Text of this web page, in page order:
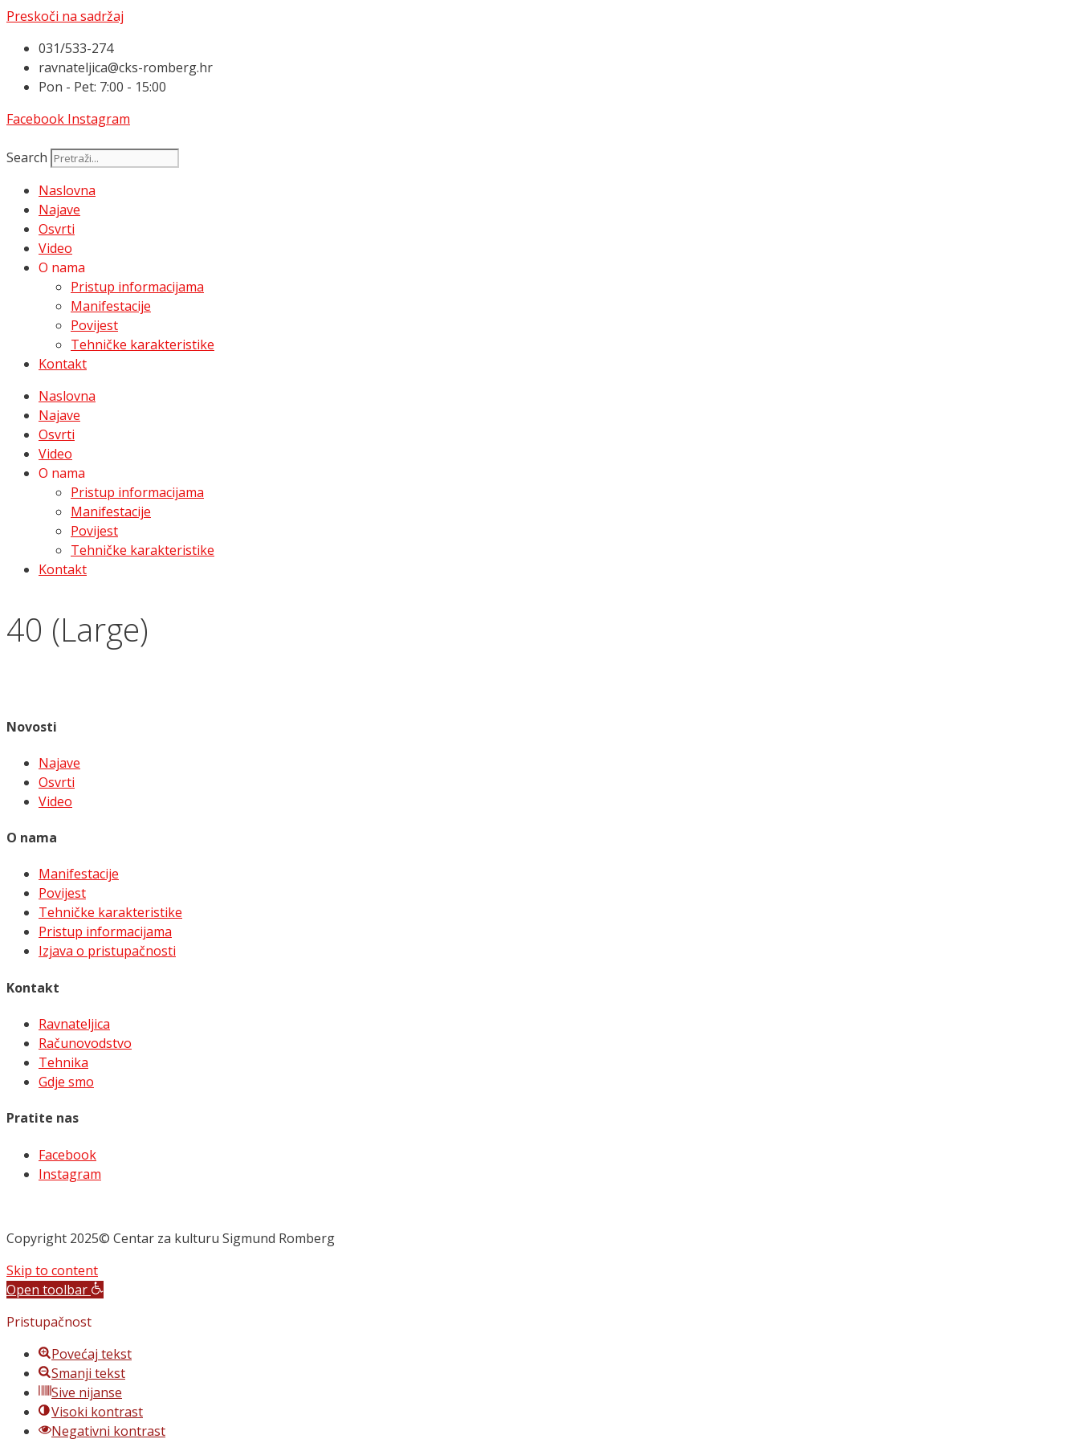
Preskoči na sadržaj
031/533-274
ravnateljica@cks-romberg.hr
Pon - Pet: 7:00 - 15:00
Facebook Instagram
Search
Naslovna
Najave
Osvrti
Video
O nama
Pristup informacijama
Manifestacije
Povijest
Tehničke karakteristike
Kontakt
Naslovna
Najave
Osvrti
Video
O nama
Pristup informacijama
Manifestacije
Povijest
Tehničke karakteristike
Kontakt
40 (Large)
Novosti
Najave
Osvrti
Video
O nama
Manifestacije
Povijest
Tehničke karakteristike
Pristup informacijama
Izjava o pristupačnosti
Kontakt
Ravnateljica
Računovodstvo
Tehnika
Gdje smo
Pratite nas
Facebook
Instagram
Copyright 2025© Centar za kulturu Sigmund Romberg
Skip to content
Open toolbar
Pristupačnost
Povećaj tekst
Smanji tekst
Sive nijanse
Visoki kontrast
Negativni kontrast